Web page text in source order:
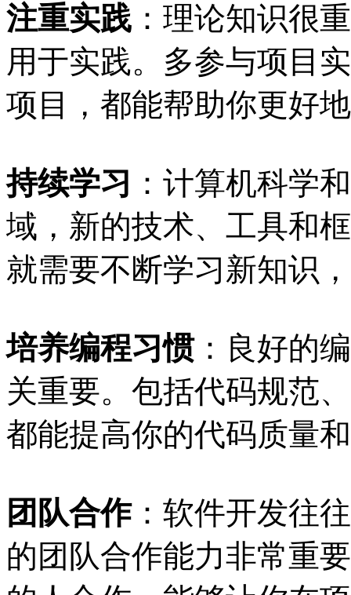
注重实践 ：理论知识很
用于实践。多参与项目
项目，都能帮助你更好
持续学习 ：计算机科学
域，新的技术、工具和
就需要不断学习新知识
培养编程习惯：良好的
关重要。包括代码规范
都能提高你的代码质量
团队合作：软件开发往
的团队合作能力非常重